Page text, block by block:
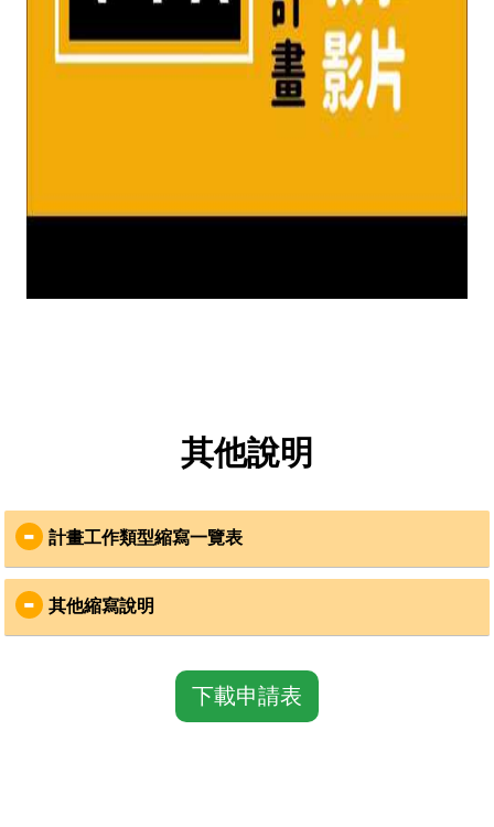
其他說明
計畫工作類型縮寫一覽表
ARCH：考古類
ARTS：藝術相關
AG/AGRI：農業工作
CONS：基礎建設
其他縮寫說明
SL：Sleeping Bag 睡袋
下載申請表